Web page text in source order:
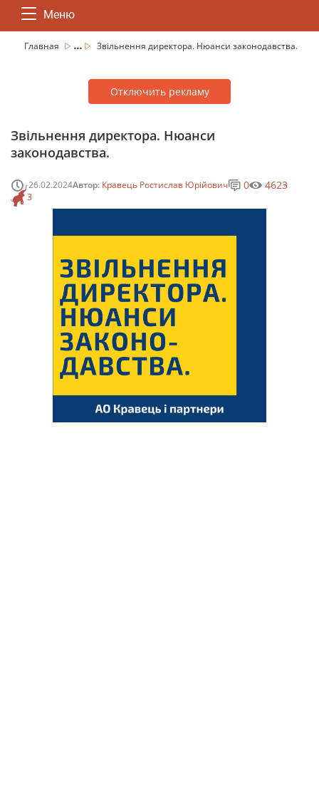
Меню
Главная ... Звільнення директора. Нюанси законодавства.
Отключить рекламу
Звільнення директора. Нюанси
законодавства.
26.02.2024Автор: Кравець Ростислав Юрійович
3
0 4623